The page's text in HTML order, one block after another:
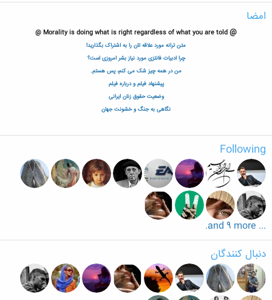
امضا
@
Morality is doing what is right regardless of what you are told
@
متن ترانه مورد علاقه تان را به اشتراک بگذارید!
چرا ادبیات فانتزی مورد نیاز بشر امروزی است؟
من در همه چیز شک می کنم، پس هستم.
پیشنهاد فیلم و درباره فیلم
وضعیت حقوق زنان ایرانی
نگاهی به جنگ و خشونت جهان
Following
... and 9 more.
دنبال کنندگان